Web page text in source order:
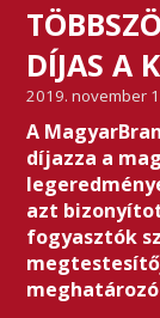
DÍJAS A
2019. november
A
díjazza a
azt
fogyasztók